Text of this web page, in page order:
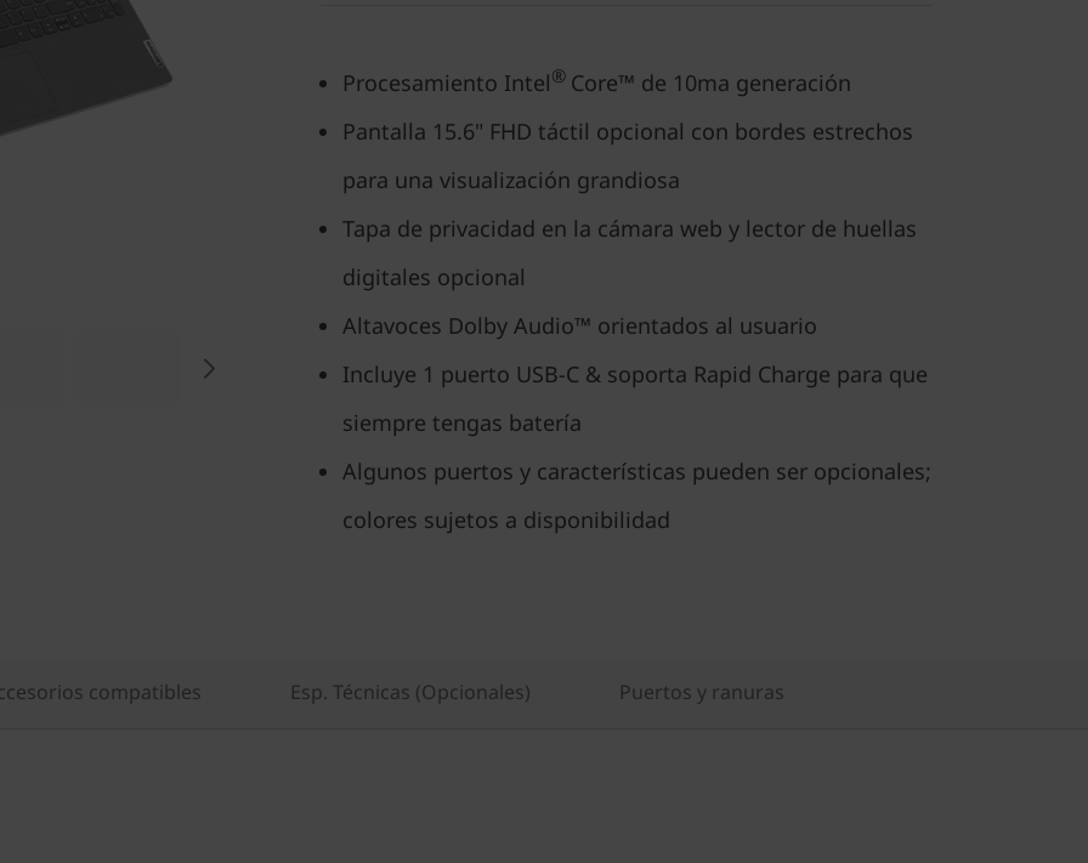
Procesamiento Intel® Core™ de 10ma generación
Pantalla 15.6" FHD táctil opcional con bordes estrechos
para una visualización grandiosa
Tapa de privacidad en la cámara web y lector de huellas
digitales opcional
Altavoces Dolby Audio™ orientados al usuario
Incluye 1 puerto USB-C & soporta Rapid Charge para que
siempre tengas batería
Algunos puertos y características pueden ser opcionales;
colores sujetos a disponibilidad
compatibles Esp. Técnicas (Opcionales) Puertos y ranuras